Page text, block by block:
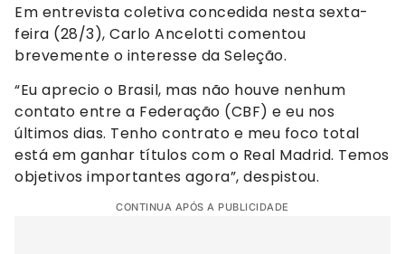
Em entrevista coletiva concedida nesta sexta-
feira (28/3), Carlo Ancelotti comentou
brevemente o interesse da Seleção.
“Eu aprecio o Brasil, mas não houve nenhum
contato entre a Federação (CBF) e eu nos
últimos dias. Tenho contrato e meu foco total
está em ganhar títulos com o Real Madrid. Temos
objetivos importantes agora”, despistou.
CONTINUA APÓS A PUBLICIDADE